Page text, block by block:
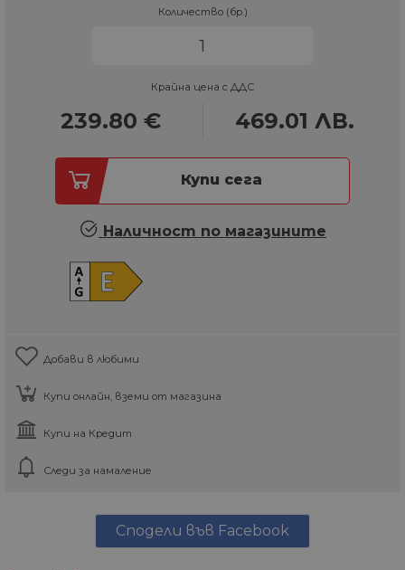
Количество (бр.)
Крайна цена с ДДС
239.80 € 469.01 ЛВ.
Купи сега
Наличност по магазините
Добави в любими
Купи онлайн, вземи от магазина
Купи на Кредит
Следи за намаление
Сподели във Facebook